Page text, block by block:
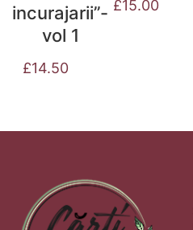
incurajarii”-
vol 1
£14.50
£15.00